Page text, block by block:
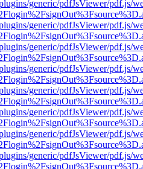
generic/pdfJsViewer/pdf.js/
generic/pdfJsViewer/pdf.js/
generic/pdfJsViewer/pdf.js/
generic/pdfJsViewer/pdf.js/
generic/pdfJsViewer/pdf.js/
generic/pdfJsViewer/pdf.js/
generic/pdfJsViewer/pdf.js/
generic/pdfJsViewer/pdf.js/